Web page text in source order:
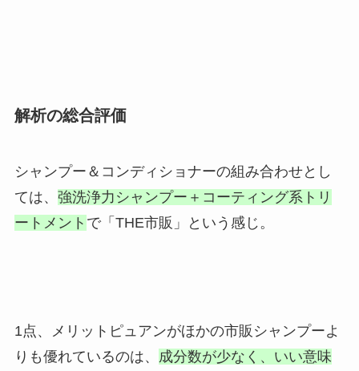
解析の総合評価
シャンプー＆コンディショナーの組み合わせとし
ては、 強洗浄力シャンプー＋コーティング系トリ
ートメント で「THE市販」という感じ。
1点、メリットピュアンがほかの市販シャンプーよ
りも優れているのは、 成分数が少なく、いい意味